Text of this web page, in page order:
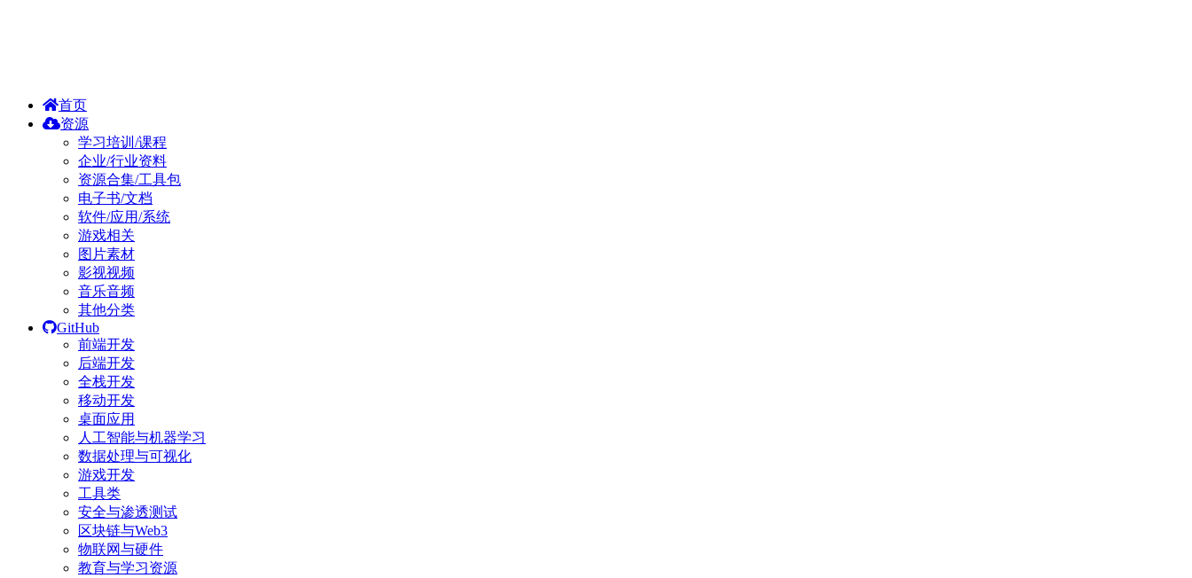
首页
资源
学习培训/课程
企业/行业资料
资源合集/工具包
电子书/文档
软件/应用/系统
游戏相关
图片素材
影视视频
音乐音频
其他分类
GitHub
前端开发
后端开发
全栈开发
移动开发
桌面应用
人工智能与机器学习
数据处理与可视化
游戏开发
工具类
安全与渗透测试
区块链与Web3
物联网与硬件
教育与学习资源